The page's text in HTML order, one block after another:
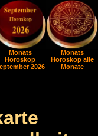
Monats
Horoskop
2026
Monats
Horoskop alle
Monate